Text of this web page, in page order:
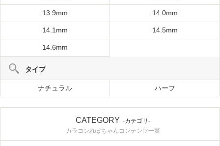
13.9mm 14.0mm
14.1mm 14.5mm
14.6mm
タイプ
ナチュラル ハーフ
CATEGORY -カテゴリ-
カラコンれぽちゃんコンテンツ一覧